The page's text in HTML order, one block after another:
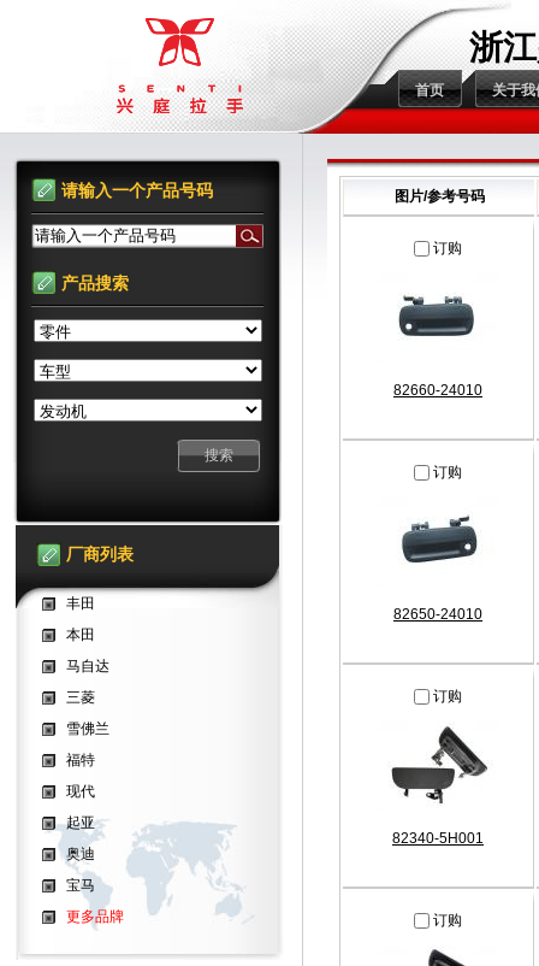
浙
首页 关于我
图片/参考号码
订购
82660-24010
订购
82650-24010
订购
82340-5H001
订购
请输入一个产品号码
请输入一个产品号码
产品搜索
厂商列表
丰田
本田
马自达
三菱
雪佛兰
福特
现代
起亚
奥迪
宝马
更多品牌